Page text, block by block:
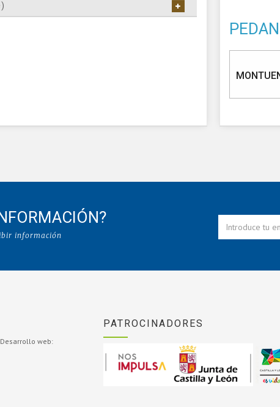
información
Desarrollo web:
PATROCINADORES